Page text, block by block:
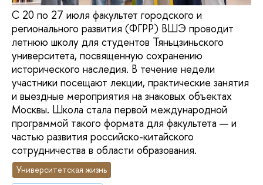
С 20 по 27 июля факультет городского и
регионального развития (ФГРР) ВШЭ проводит
летнюю школу для студентов Тяньцзиньского
университета, посвященную сохранению
исторического наследия. В течение недели
участники посещают лекции, практические занятия
и выездные мероприятия на знаковых объектах
Москвы. Школа стала первой международной
программой такого формата для факультета — и
частью развития российско-китайского
сотрудничества в области образования.
Университетская жизнь